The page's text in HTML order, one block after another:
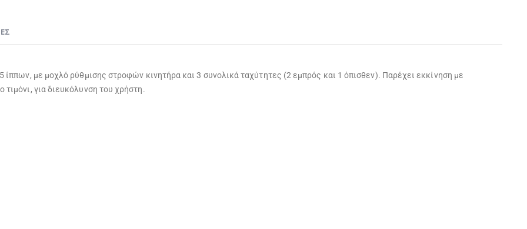
ίππων, με μοχλό ρύθμισης στροφών κινητήρα και 3 συνολικά ταχύτητες (2 εμπρός και 1 όπισθεν). Παρέχει εκκίνηση με
για διευκόλυνση του χρήστη.